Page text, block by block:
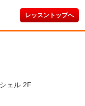
レッスントップへ
ェル 2F